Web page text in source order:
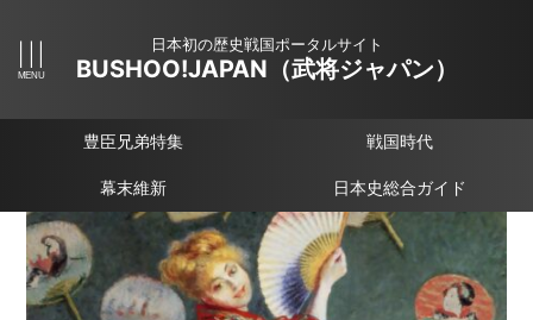
日本初の歴史戦国ポータルサイト
BUSHOO!JAPAN（武将ジャパン）
豊臣兄弟特集 戦国時代
幕末維新 日本史総合ガイド